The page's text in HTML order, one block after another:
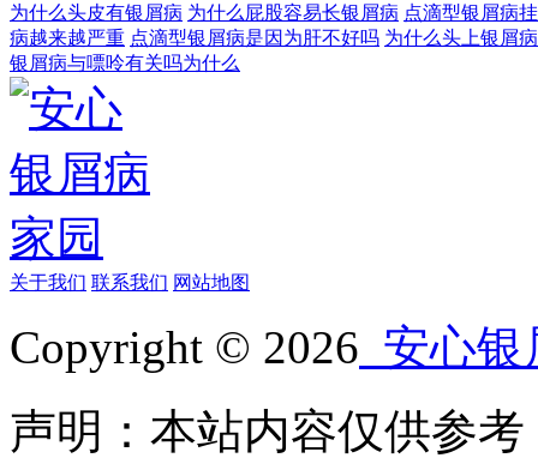
为什么头皮有银屑病 为什么屁股容易长银屑病 点滴型银屑病
病越来越严重 点滴型银屑病是因为肝不好吗 为什么头上银屑
银屑病与嘌呤有关吗为什么
关于我们 联系我们 网站地图
Copyright © 2026 安心银
声明：本站内容仅供参